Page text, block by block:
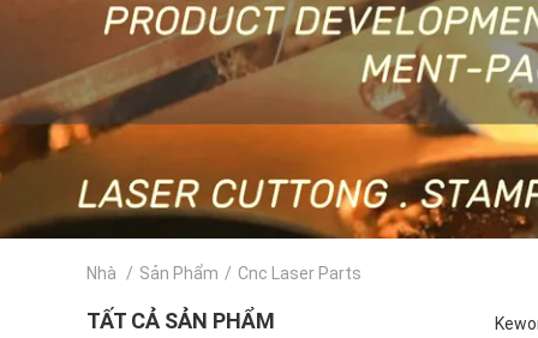
Nhà / Sản Phẩm / Cnc Laser Parts
TẤT CẢ SẢN PHẨM